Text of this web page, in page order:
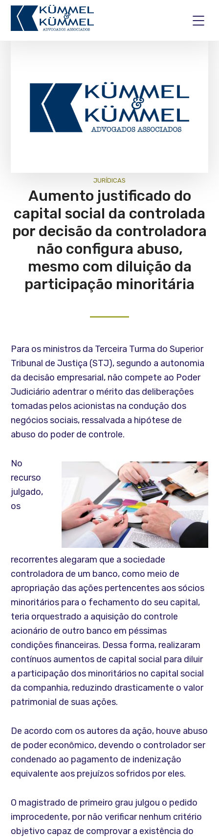
JURÍ­DICAS
Aumento justificado do
capital social da controlada
por decisão da controladora
não configura abuso,
mesmo com diluição da
participação minoritária
Para os ministros da Terceira Turma do Superior
Tribunal de Justiça (STJ), segundo a autonomia
da decisão empresarial, não compete ao Poder
Judiciário adentrar o mérito das deliberações
tomadas pelos acionistas na condução dos
negócios sociais, ressalvada a hipótese de
abuso do poder de controle.
No
recurso
julgado,
os
recorrentes alegaram que a sociedade
controladora de um banco, como meio de
apropriação das ações pertencentes aos sócios
minoritários para o fechamento do seu capital,
teria orquestrado a aquisição do controle
acionário de outro banco em péssimas
condições financeiras. Dessa forma, realizaram
contínuos aumentos de capital social para diluir
a participação dos minoritários no capital social
da companhia, reduzindo drasticamente o valor
patrimonial de suas ações.
De acordo com os autores da ação, houve abuso
de poder econômico, devendo o controlador ser
condenado ao pagamento de indenização
equivalente aos prejuízos sofridos por eles.
O magistrado de primeiro grau julgou o pedido
improcedente, por não verificar nenhum critério
objetivo capaz de comprovar a existência do